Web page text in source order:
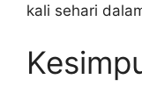
kali sehari